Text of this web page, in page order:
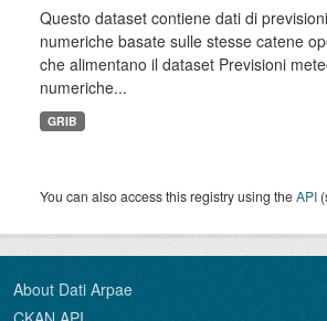
Questo dataset contiene dati di
numeriche basate sulle stesse catene
che alimentano il dataset Previsioni
numeriche...
GRIB
You can also access this registry using theAPI
About Dati Arpae